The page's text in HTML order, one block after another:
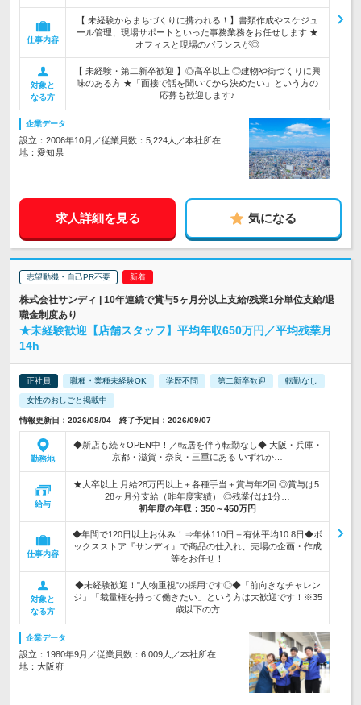
仕事内容
【 未経験からまちづくりに携われる！】書類作成やスケジュ
ール管理、現場サポートといった事務業務をお任せします ★
オフィスと現場のバランスが◎
対象と
なる方
【 未経験・第二新卒歓迎 】◎高卒以上 ◎建物や街づくりに興
味のある方 ★「面接で話を聞いてから決めたい」という方の
応募も歓迎します♪
企業データ
設立：2006年10月／従業員数：5,224人／本社所在
地：愛知県
求人詳細を見る 気になる
志望動機・自己PR不要
株式会社サンディ | 10年連続で賞与5ヶ月分以上支給/残業1分単位支給/退
職金制度あり
★未経験歓迎【店舗スタッフ】平均年収650万円／平均残業月
14h
正社員 職種・業種未経験OK 学歴不問 第二新卒歓迎 転勤なし
女性のおしごと掲載中
情報更新日：2026/08/04 終了予定日：2026/09/07
勤務地
◆新店も続々OPEN中！／転居を伴う転勤なし◆ 大阪・兵庫・
京都・滋賀・奈良・三重にある いずれか…
給与
★大卒以上 月給28万円以上＋各種手当＋賞与年2回 ◎賞与は5.
28ヶ月分支給（昨年度実績） ◎残業代は1分…
初年度の年収： 350～450万円
仕事内容
◆年間で120日以上お休み！⇒年休110日＋有休平均10.8日◆ボ
ックスストア『サンディ』で商品の仕入れ、売場の企画・作成
等をお任せ！
対象と
なる方
◆未経験歓迎！"人物重視"の採用です◎◆「前向きなチャレン
ジ」「裁量権を持って働きたい」という方は大歓迎です！※35
歳以下の方
企業データ
設立：1980年9月／従業員数：6,009人／本社所在
地：大阪府